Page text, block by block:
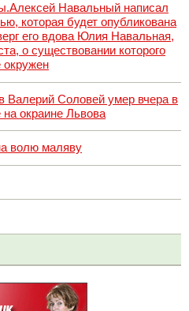
Навальный написал
которая будет опубликована
его вдова Юлия Навальная,
о существовании которого
окружен
Валерий Соловей умер вчера в
на окраине Львова
волю маляву